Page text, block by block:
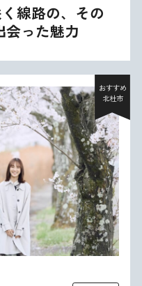
線路の、その
会った魅力
おすすめ
北杜市